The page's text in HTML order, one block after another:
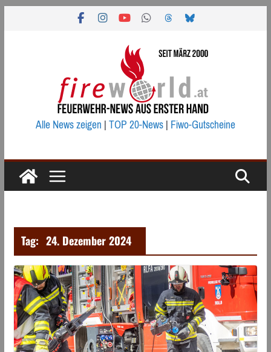
Alle News zeigen|TOP 20-News|Fiwo-Gutscheine
Tag: 24. Dezember 2024